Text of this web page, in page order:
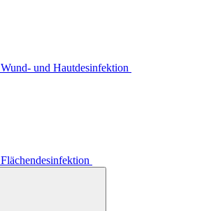
Wund- und Hautdesinfektion
Flächendesinfektion